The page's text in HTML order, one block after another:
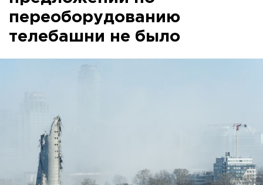
переоборудованию
телебашни не было